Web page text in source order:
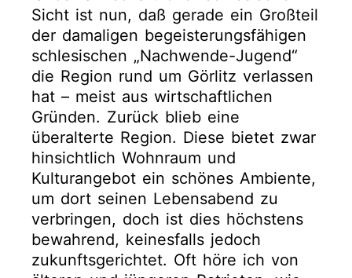
Sicht ist nun, daß gerade ein Großteil
der damaligen begeisterungsfähigen
schlesischen „Nachwende-Jugend“
die Region rund um Görlitz verlassen
hat – meist aus wirtschaftlichen
Gründen. Zurück blieb eine
überalterte Region. Diese bietet zwar
hinsichtlich Wohnraum und
Kulturangebot ein schönes Ambiente,
um dort seinen Lebensabend zu
verbringen, doch ist dies höchstens
bewahrend, keinesfalls jedoch
zukunftsgerichtet. Oft höre ich von